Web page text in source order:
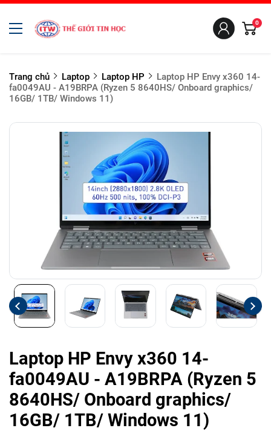
0
Trang chủ Laptop Laptop HP
Laptop HP Envy x360 14-
fa0049AU - A19BRPA (Ryzen 5 8640HS/ Onboard graphics/
16GB/ 1TB/ Windows 11)
Laptop HP Envy x360 14-
fa0049AU - A19BRPA (Ryzen 5
8640HS/ Onboard graphics/
16GB/ 1TB/ Windows 11)